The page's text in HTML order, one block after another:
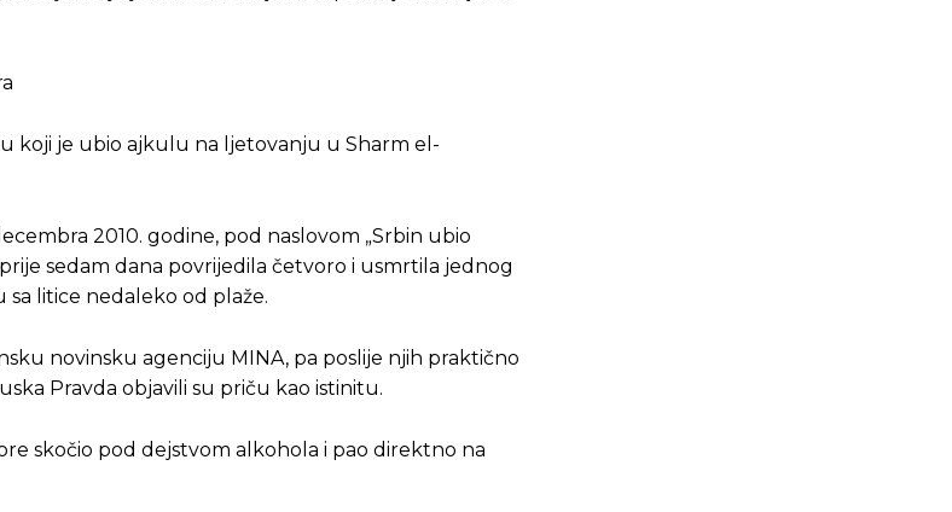
koji je ubio ajkulu na ljetovanju u Sharm el-
2010. godine, pod naslovom „Srbin ubio
sedam dana povrijedila četvoro i usmrtila jednog
litice nedaleko od plaže.
novinsku agenciju MINA, pa poslije njih praktično
Pravda objavili su priču kao istinitu.
skočio pod dejstvom alkohola i pao direktno na